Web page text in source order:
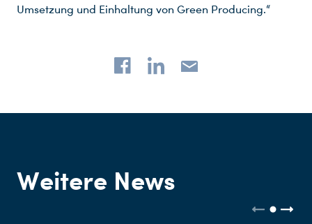
Umsetzung und Einhaltung von Green Producing.“
Weitere News